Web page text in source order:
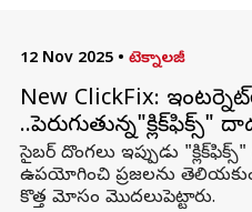
12 Nov 2025 • టెక్నాలజీ
New ClickFix:
..పెరుగుతున్న"క్లిక్‌ఫిక్స్‌"
సైబర్‌ దొంగలు ఇప్పుడు
ఉపయోగించి ప్రజలను
కొత్త మోసం మొదలుపెట్టారు.